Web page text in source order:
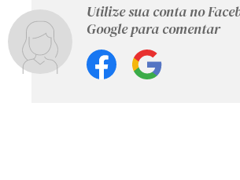
Utilize sua conta no
Google para comentar